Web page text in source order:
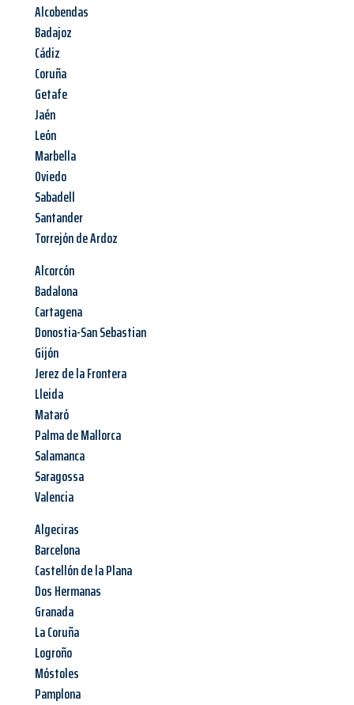
Alcobendas
Badajoz
Cádiz
Coruña
Getafe
Jaén
León
Marbella
Oviedo
Sabadell
Santander
Torrejón de Ardoz
Alcorcón
Badalona
Cartagena
Donostia-San Sebastian
Gijón
Jerez de la Frontera
Lleida
Mataró
Palma de Mallorca
Salamanca
Saragossa
Valencia
Algeciras
Barcelona
Castellón de la Plana
Dos Hermanas
Granada
La Coruña
Logroño
Móstoles
Pamplona